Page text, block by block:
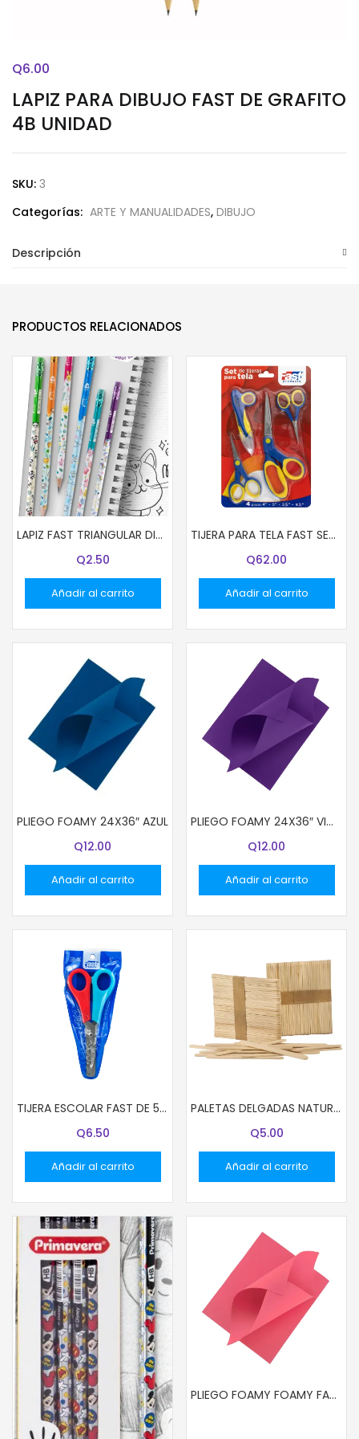
LAPIZ PARA DIBUJO FAST DE GRAFITO
4B UNIDAD
Q6.00
SKU: 3
Categorías: ARTE Y MANUALIDADES, DIBUJO
Descripción
PRODUCTOS RELACIONADOS
LAPIZ FAST TRIANGULAR DISEÑO FRIENDS UNIDAD
Q2.50
Añadir al carrito
TIJERA PARA TELA FAST SET DE 4 UNIDADES EN BLISTER
Q62.00
Añadir al carrito
PLIEGO FOAMY 24X36″ AZUL
Q12.00
Añadir al carrito
PLIEGO FOAMY 24X36″ VIOLETA
Q12.00
Añadir al carrito
TIJERA ESCOLAR FAST DE 5″ COLORFUL
Q6.50
Añadir al carrito
PALETAS DELGADAS NATURAL 50 UND.
Q5.00
Añadir al carrito
PLIEGO FOAMY FOAMY FAST 24X36″ ROSADO